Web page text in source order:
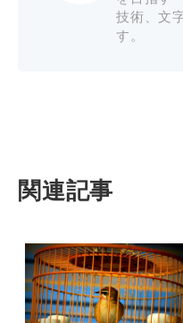
技術、文
す。
関連記事